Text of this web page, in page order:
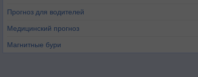
Прогноз для водителей
Медицинский прогноз
Магнитные бури